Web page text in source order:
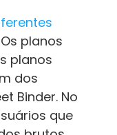
Os planos
planos
dos
Binder. No
que